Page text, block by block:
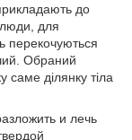
до
люди, для
перекочуються
Обраний
саме ділянку тіла
и лечь